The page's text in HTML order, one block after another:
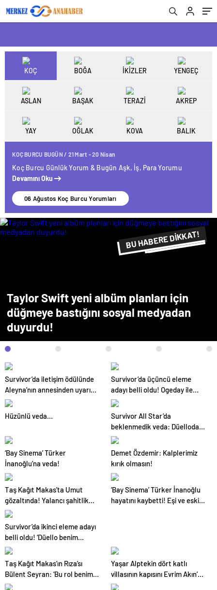
KOÇ BOĞA İKİZLER YENGEÇ
ASLAN BAŞAK TERAZİ AKREP
YAY OĞLAK KOVA BALIK
KOÇ BURCU BUGÜN / 21 Mart - 20 Nisan
Koç Burcu Günlük Yorum & Bugün Aşk, İş, Para Yorumu
Devamını Oku
06 Ağustos Koç Burcu Yorumları
Taylor Swift yeni albüm planları için
düğmeye bastığını sosyal medyadan
duyurdu!
SON DAKİKA
FLAŞ FLAŞ...
BU HABERE DİKKAT!
Survivor’da iletişim ödülünde
Aleyna’nın annesinden uyarı
geldi! “Yunus Emre’den uzak
Survivor’da üçüncü eleme
adayı belli oldu! Ogeday ile
Acun Ilıcalı’nın tartışması
Hüzünlü veda…
Survivor All Star’da
beklenmedik veda: Düelloda
elenen yarışmacı belli oldu!
Nagihan’ın duygusal anları
‘Bay Sinema’ Türker
İnanoğlu’na veda!
Demet Özdemir: Kalplerimiz
kırık olmasın!
Taş Kağıt Makas’ta Umut
gözaltında! Yalancı şahitlik
yapan Makbule öldürüldü
‘Bay Sinema’ Türker İnanoğlu
hayatını kaybetti! Eşi ve eski
Survivor’da ikinci eleme adayı
belli oldu! ‘Düello benim
yuvam’
Taş Kağıt Makas’ın Rıza’sı
Bülent Seyran: ‘Bu rol benim
olmalı’ dedim!
Yaşar Alptekin dört katlı
villasının kapısını Evrim Akın’a
açtı!